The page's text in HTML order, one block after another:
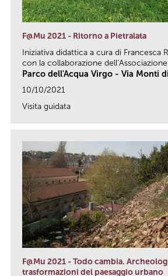
F@Mu 2021 - Ritorno a Pietralata
Iniziativa didattica a cura di Francesca
con la collaborazione
Parco dell'Acqua Virgo - Via Monti
10/10/2021
Visita guidata
F@Mu 2021 - Todo cambia.
trasformazioni del paesaggio urbano